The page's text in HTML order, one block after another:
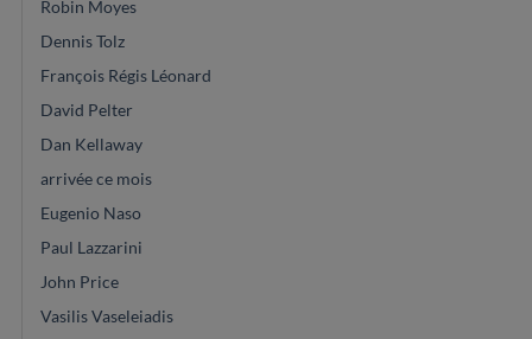
Robin Moyes
Dennis Tolz
François Régis Léonard
David Pelter
Dan Kellaway
arrivée ce mois
Eugenio Naso
Paul Lazzarini
John Price
Vasilis Vaseleiadis